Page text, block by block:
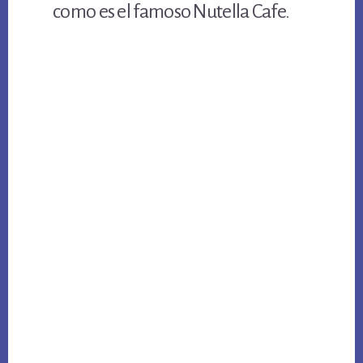
como es el famoso Nutella Cafe.